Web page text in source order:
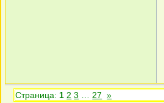
Страница:1 2 3 … 27 »